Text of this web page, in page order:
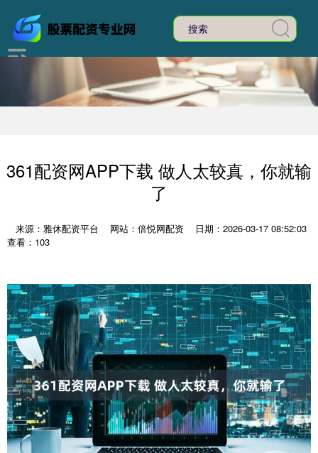
361配资网APP下载 做人太较真，你就输
了
来源：雅休配资平台 网站：倍悦网配资
日期：2026-03-17 08:52:03
查看：103